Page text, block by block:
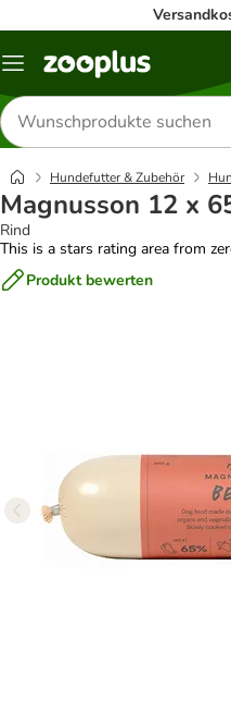
Menü
Produkte
suchen
Hundefutter & Zubehör
Magnusson 12 x
Rind
This is a stars rating area from
Produkt bewerten